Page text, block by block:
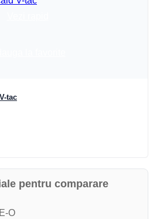
tac
pentru comparare
O